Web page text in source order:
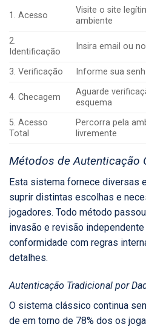
1. Acesso
Visite o site
ambiente
2.
Identificação
Insira email ou
3. Verificação Informe sua
4. Checagem
Aguarde
esquema
5. Acesso
Total
Percorra pela
livremente
Métodos de Autenticação
Esta sistema fornece diversas
suprir distintas escolhas e
jogadores. Todo método
invasão e revisão
conformidade com regras
detalhes.
Autenticação Tradicional por
O sistema clássico continua
de em torno de 78% dos os